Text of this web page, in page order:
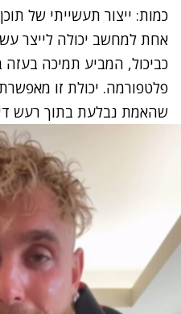
כמות: ייצור תעשייתי של
אחת למחשב יכולה לייצר
כביכול, המביע תמיכה בעזה
פלטפורמה. יכולת זו
שהאמת נבלעת בתוך רעש